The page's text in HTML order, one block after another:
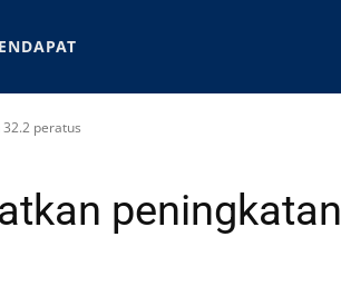
peratus
peningkatan